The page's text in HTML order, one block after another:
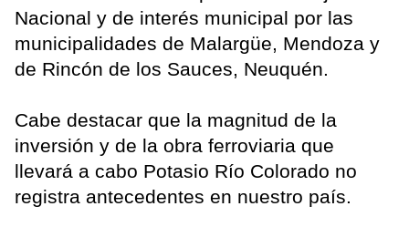
Nacional y de interés municipal por las
municipalidades de Malargüe, Mendoza y
de Rincón de los Sauces, Neuquén.
Cabe destacar que la magnitud de la
inversión y de la obra ferroviaria que
llevará a cabo Potasio Río Colorado no
registra antecedentes en nuestro país.